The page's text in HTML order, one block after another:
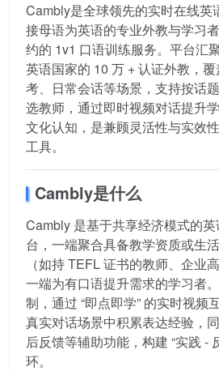
Cambly是全球领先的实时在线英
接母语为英语的专业外教与学习
约的 1v1 口语训练服务。平台汇
英语国家的 10 万 + 认证外教，
考、日常会话等场景，支持按话
选教师，通过即时视频对话提升
文化认知，是兼顾灵活性与实效
工具。
Cambly是什么
Cambly 是基于共享经济模式的
台，一端聚合具备教学资质或生
（如持 TEFL 证书的教师、企业
一端为有口语提升需求的学习者
制，通过 “即点即学” 的实时视频
真实对话场景中积累表达经验，
后反馈等辅助功能，构建 “实践 -
环。